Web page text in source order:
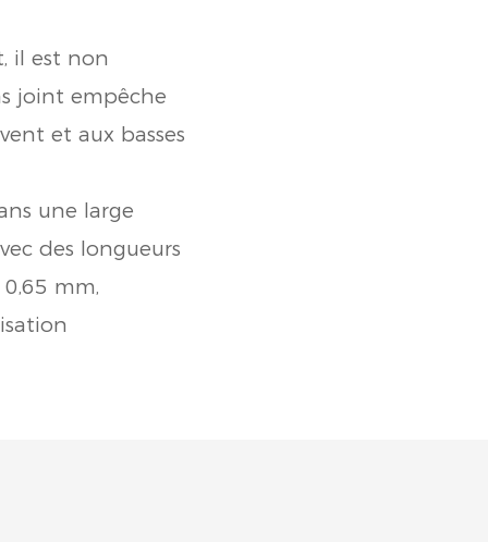
il est non
joint empêche
et aux basses
une large
des longueurs
mm,